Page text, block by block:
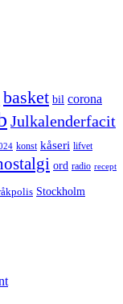
basket bil corona
Julkalenderfacit
konst kåseri lifvet
ord radio recept
Stockholm